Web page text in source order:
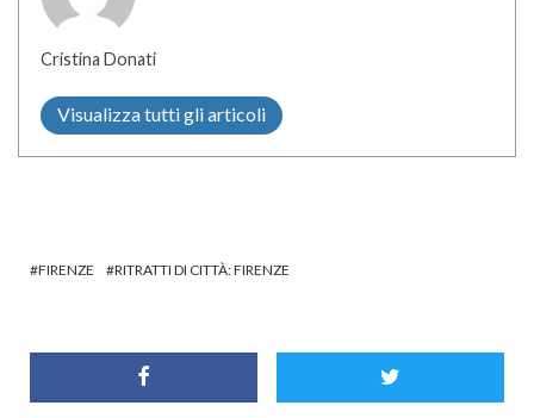
Cristina Donati
Visualizza tutti gli articoli
FIRENZE RITRATTI DI CITTÀ: FIRENZE